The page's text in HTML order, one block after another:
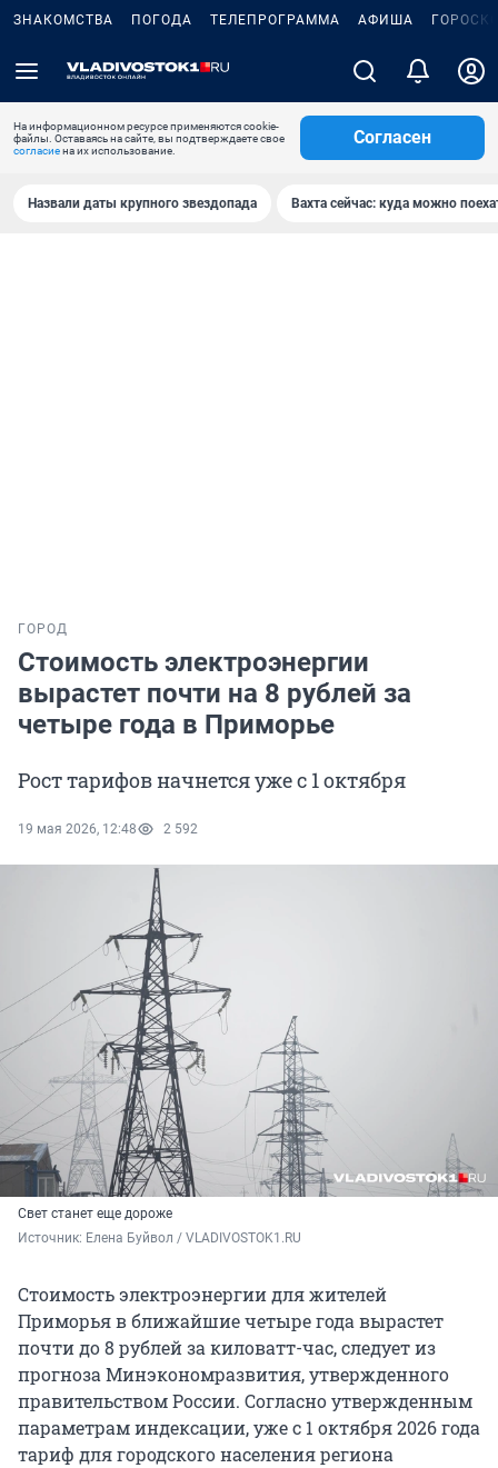
ЗНАКОМСТВА ПОГОДА ТЕЛЕПРОГРАММА АФИША
На информационном ресурсе применяются cookie-
файлы. Оставаясь на сайте, вы подтверждаете свое
согласиена их использование.
Согласен
Назвали даты крупного звездопада Вахта сейчас: куда можно
ГОРОД
Стоимость электроэнергии
вырастет почти на 8 рублей за
четыре года в Приморье
Рост тарифов начнется уже с 1 октября
19 мая 2026, 12:48 2 592
Свет станет еще дороже
Источник: Елена Буйвол / VLADIVOSTOK1.RU
Стоимость электроэнергии для жителей
Приморья в ближайшие четыре года вырастет
почти до 8 рублей за киловатт-час, следует из
прогноза Минэкономразвития, утвержденного
правительством России. Согласно утвержденным
параметрам индексации, уже с 1 октября 2026 года
тариф для городского населения региона